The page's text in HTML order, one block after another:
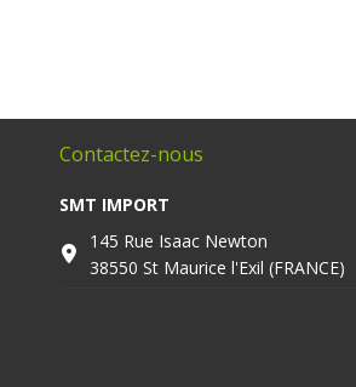
Contactez-nous
SMT IMPORT
145 Rue Isaac Newton
38550 St Maurice l'Exil (FRANCE)